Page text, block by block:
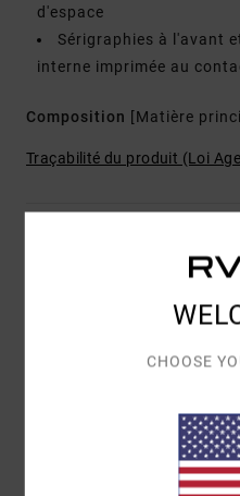
d'espace
Sérigraphies à l'avant
interne imprimée au
Composition [Matière
Traçabilité du produit (Loi
CHOOSE